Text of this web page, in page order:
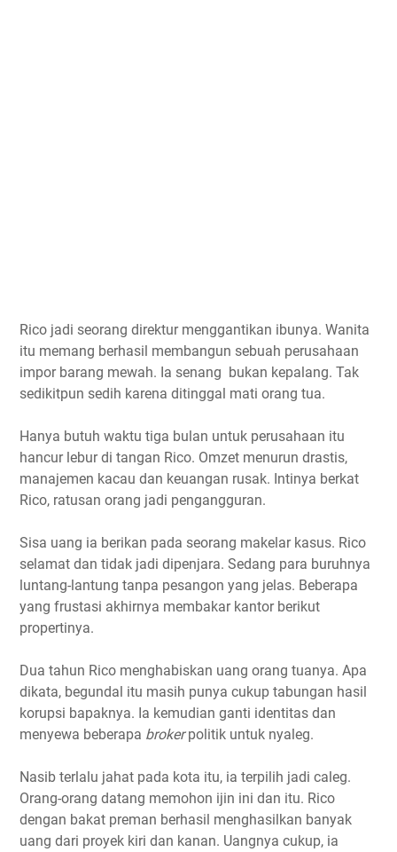
Rico jadi seorang direktur menggantikan ibunya. Wanita
itu memang berhasil membangun sebuah perusahaan
impor barang mewah. Ia senang bukan kepalang. Tak
sedikitpun sedih karena ditinggal mati orang tua.
Hanya butuh waktu tiga bulan untuk perusahaan itu
hancur lebur di tangan Rico. Omzet menurun drastis,
manajemen kacau dan keuangan rusak. Intinya berkat
Rico, ratusan orang jadi pengangguran.
Sisa uang ia berikan pada seorang makelar kasus. Rico
selamat dan tidak jadi dipenjara. Sedang para buruhnya
luntang-lantung tanpa pesangon yang jelas. Beberapa
yang frustasi akhirnya membakar kantor berikut
propertinya.
Dua tahun Rico menghabiskan uang orang tuanya. Apa
dikata, begundal itu masih punya cukup tabungan hasil
korupsi bapaknya. Ia kemudian ganti identitas dan
menyewa beberapa brokerpolitik untuk nyaleg.
Nasib terlalu jahat pada kota itu, ia terpilih jadi caleg.
Orang-orang datang memohon ijin ini dan itu. Rico
dengan bakat preman berhasil menghasilkan banyak
uang dari proyek kiri dan kanan. Uangnya cukup, ia